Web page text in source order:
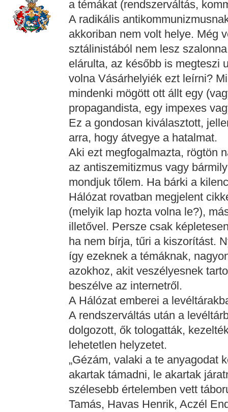
a témákat (rendszerváltás,
A radikális
akkoriban nem volt helye. Még
sztálinistából nem lesz
elárulta, az később is megteszi
volna Vásárhelyiék ezt leírni?
mindenki mögött ott állt egy
propagandista, egy impexes
Ez a gondosan kiválasztott,
arra, hogy átvegye a hatalmat.
Aki ezt megfogalmazta, rögtön
az antiszemitizmus vagy
mondjuk tőlem. Ha bárki a
Hálózat rovatban megjelent
(melyik lap hozta volna le?),
illetővel. Persze csak
ha nem bírja, tűri a kiszorítást.
így ezeknek a témáknak,
azokhoz, akit veszélyesnek
beszélve az internetről.
A Hálózat emberei a
A rendszerváltás után a
dolgozott, ők tologatták,
lehetetlen helyzetet.
„Gézám, valaki a te anyagodat
akartak támadni, le akartak
szélesebb értelemben vett
Tamás, Havas Henrik, Aczél